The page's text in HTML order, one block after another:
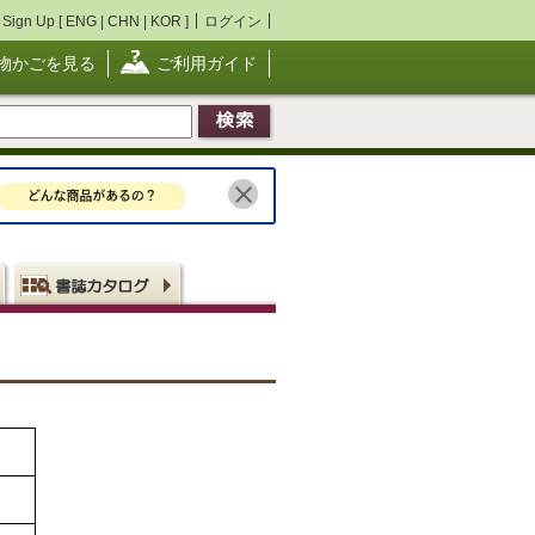
Sign Up [ ENG | CHN | KOR ] ログイン
かごを見る ご利用ガイド